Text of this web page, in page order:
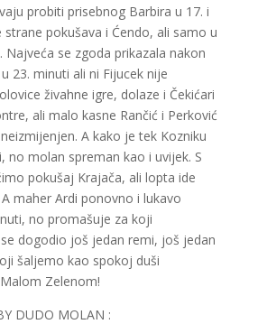
probiti prisebnog Barbira u 17. i
strane pokušava i Ćendo, ali samo u
Najveća se zgoda prikazala nakon
23. minuti ali ni Fijucek nije
živahne igre, dolaze i Čekićari
ali malo kasne Rančić i Perković
A kako je tek Kozniku
no molan spreman kao i uvijek. S
pokušaj Krajača, ali lopta ide
maher Ardi ponovno i lukavo
no promašuje za koji
dogodio još jedan remi, još jedan
šaljemo kao spokoj duši
Malom Zelenom!
DUDO MOLAN :